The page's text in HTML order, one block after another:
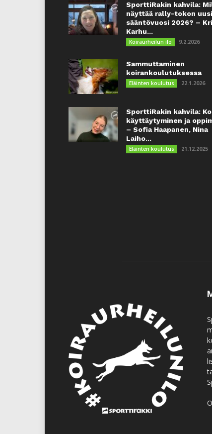
SporttiRakin kahvila:
näyttää rally-tokon uusi
sääntövuosi 2026? –
Karhu...
Koiraurheilun ilo 9.2.2026
Sammuttaminen
koirankoulutuksessa
Eläinten koulutus 22.1.2026
SporttiRakin kahvila:
käyttäytyminen ja
– Sofia Haapanen, Nina
Laiho...
Eläinten koulutus 21.12.2025